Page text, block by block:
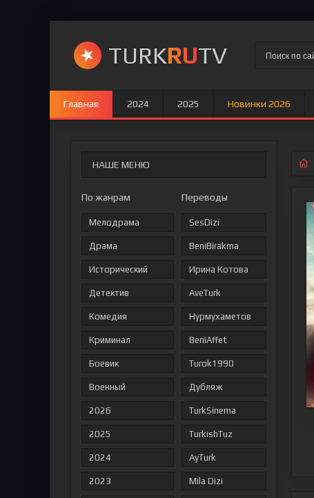
TURKRUTV
Главная 2024 2025 Новинки 2026
НАШЕ МЕНЮ
По жанрам
Мелодрама
Драма
Исторический
Детектив
Комедия
Криминал
Боевик
Военный
2026
2025
2024
2023
Переводы
SesDizi
BeniBirakma
Ирина Котова
AveTurk
Нурмухаметов
BeniAffet
Turok1990
Дубляж
TurkSinema
TurkishTuz
AyTurk
Mila Dizi